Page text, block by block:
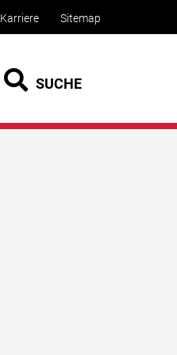
Karriere Sitemap
SUCHE